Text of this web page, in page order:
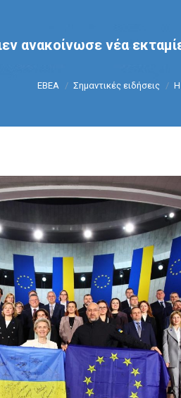
ανακοίνωσε νέα
You are here:
ΕΒΕΑ Σημαντικές ειδήσεις Η